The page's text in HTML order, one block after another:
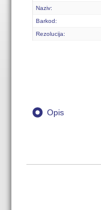
Naziv:
Barkod:
Rezolucija:
Opis